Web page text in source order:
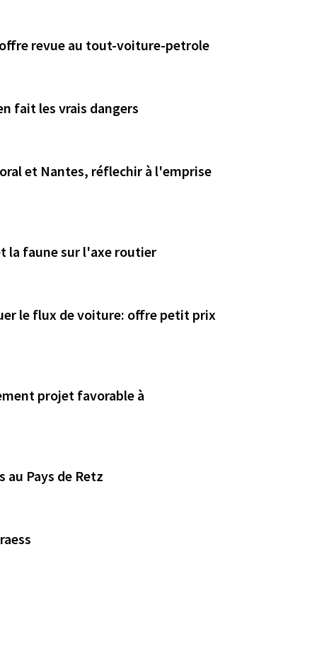
revue au tout-voiture-petrole
fait les vrais dangers
et Nantes, réflechir à l'emprise
la faune sur l'axe routier
le flux de voiture: offre petit prix
projet favorable à
Pays de Retz